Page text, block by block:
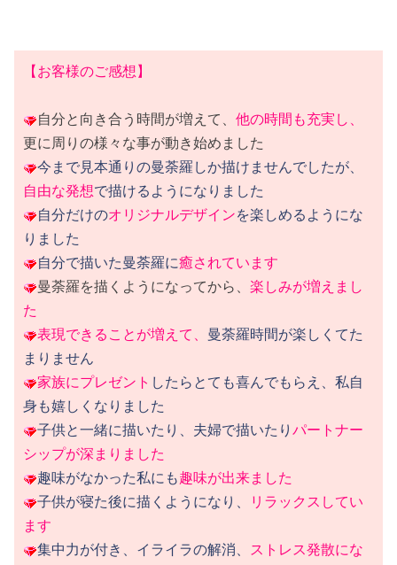
【お客様のご感想】
自分と向き合う時間が増えて、 他の時間も充実し、
更に周りの様々な事が動き始めました
今まで見本通りの曼荼羅しか描けませんでしたが、
自由な発想で描けるようになりました
自分だけのオリジナルデザインを楽しめるようにな
りました
自分で描いた曼荼羅に癒されています
曼荼羅を描くようになってから、 楽しみが増えまし
た
表現できることが増えて、 曼荼羅時間が楽しくてた
まりません
家族にプレゼント したらとても喜んでもらえ、私自
身も嬉しくなりました
子供と一緒に描いたり、夫婦で描いたり パートナー
シップが深まりました
趣味がなかった私にも趣味が出来ました
子供が寝た後に描くようになり、
リラックスしてい
ます
集中力が付き、イライラの解消、 ストレス発散にな